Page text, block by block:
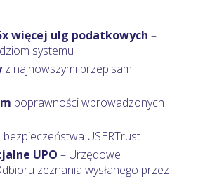
więcej ulg podatkowych–
systemu
z najnowszymi przepisami
poprawności wprowadzonych
bezpieczeństwa USERTrust
UPO – Urzędowe
zeznania wysłanego przez